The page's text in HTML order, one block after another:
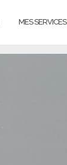
MES SERVICES